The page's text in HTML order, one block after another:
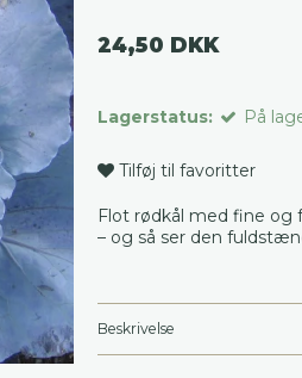
24,50 DKK
Lagerstatus: På
Tilføj til favoritter
Flot rødkål med fine og
– og så ser den
Beskrivelse